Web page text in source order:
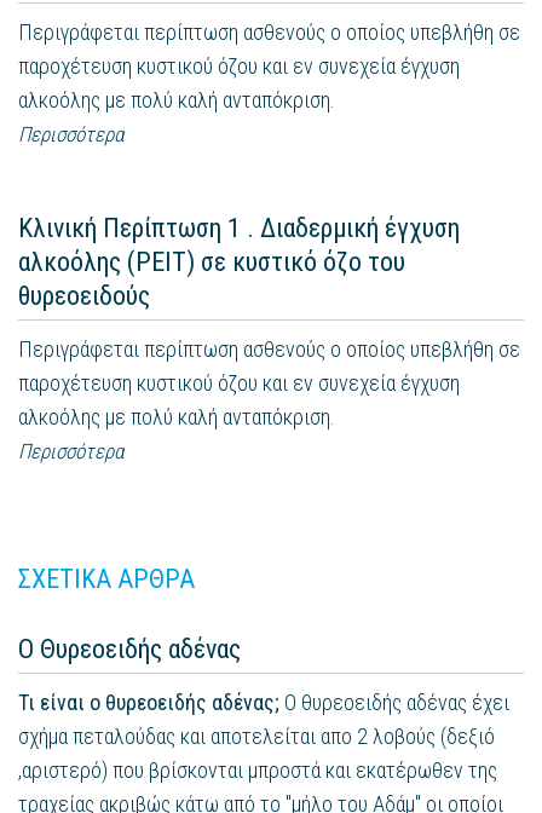
Περιγράφεται περίπτωση ασθενούς ο οποίος υπεβλήθη σε
παροχέτευση κυστικού όζου και εν συνεχεία έγχυση
αλκοόλης με πολύ καλή ανταπόκριση.
Περισσότερα
Κλινική Περίπτωση 1 . Διαδερμική έγχυση
αλκοόλης (PEIT) σε κυστικό όζο του
θυρεοειδούς
Περιγράφεται περίπτωση ασθενούς ο οποίος υπεβλήθη σε
παροχέτευση κυστικού όζου και εν συνεχεία έγχυση
αλκοόλης με πολύ καλή ανταπόκριση.
Περισσότερα
ΣΧΕΤΙΚΑ ΑΡΘΡΑ
Ο Θυρεοειδής αδένας
Τι είναι ο θυρεοειδής αδένας; Ο θυρεοειδής αδένας έχει
σχήμα πεταλούδας και αποτελείται απο 2 λοβούς (δεξιό
,αριστερό) που βρίσκονται μπροστά και εκατέρωθεν της
τραχείας ακριβώς κάτω από το "μήλο του Αδάμ" οι οποίοι